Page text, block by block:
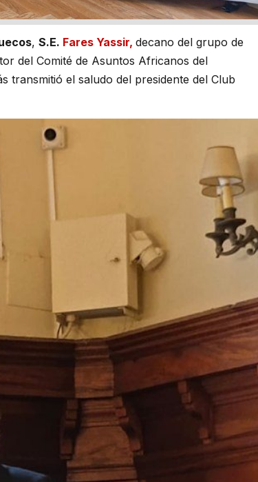
, S.E. Fares Yassir, decano del grupo de
del Comité de Asuntos Africanos del
transmitió el saludo del presidente del Club